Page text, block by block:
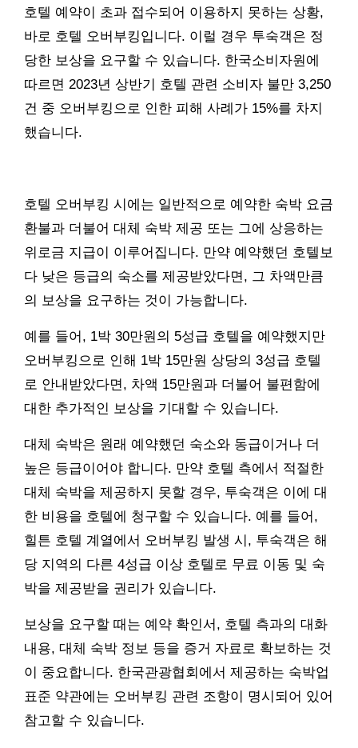
호텔 예약이 초과 접수되어 이용하지 못하는 상황,
바로 호텔 오버부킹입니다. 이럴 경우 투숙객은 정
당한 보상을 요구할 수 있습니다. 한국소비자원에
따르면 2023년 상반기 호텔 관련 소비자 불만 3,250
건 중 오버부킹으로 인한 피해 사례가 15%를 차지
했습니다.
호텔 오버부킹 시에는 일반적으로 예약한 숙박 요금
환불과 더불어 대체 숙박 제공 또는 그에 상응하는
위로금 지급이 이루어집니다. 만약 예약했던 호텔보
다 낮은 등급의 숙소를 제공받았다면, 그 차액만큼
의 보상을 요구하는 것이 가능합니다.
예를 들어, 1박 30만원의 5성급 호텔을 예약했지만
오버부킹으로 인해 1박 15만원 상당의 3성급 호텔
로 안내받았다면, 차액 15만원과 더불어 불편함에
대한 추가적인 보상을 기대할 수 있습니다.
대체 숙박은 원래 예약했던 숙소와 동급이거나 더
높은 등급이어야 합니다. 만약 호텔 측에서 적절한
대체 숙박을 제공하지 못할 경우, 투숙객은 이에 대
한 비용을 호텔에 청구할 수 있습니다. 예를 들어,
힐튼 호텔 계열에서 오버부킹 발생 시, 투숙객은 해
당 지역의 다른 4성급 이상 호텔로 무료 이동 및 숙
박을 제공받을 권리가 있습니다.
보상을 요구할 때는 예약 확인서, 호텔 측과의 대화
내용, 대체 숙박 정보 등을 증거 자료로 확보하는 것
이 중요합니다. 한국관광협회에서 제공하는 숙박업
표준 약관에는 오버부킹 관련 조항이 명시되어 있어
참고할 수 있습니다.